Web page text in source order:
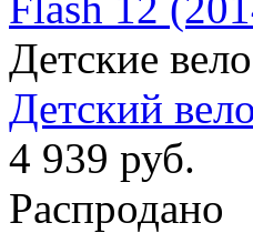
Детские
Детский
4 939 руб.
Распродано